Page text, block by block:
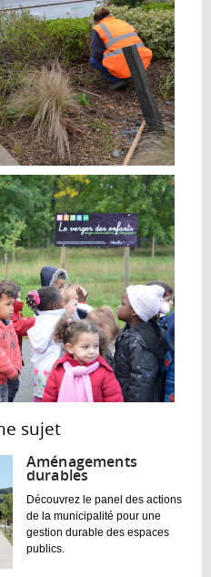
sujet :
Aménagements
durables
Découvrez le panel des actions
de la municipalité pour une
gestion durable des espaces
publics.